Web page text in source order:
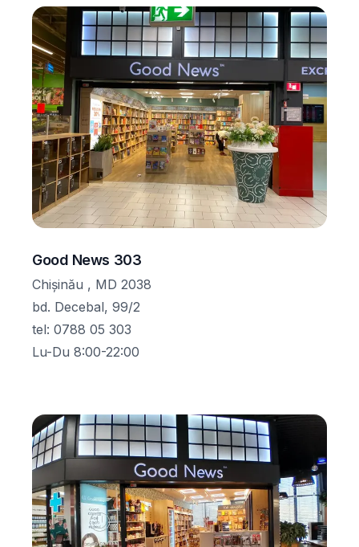
Good News 303
Chișinău , MD 2038
bd. Decebal, 99/2
tel: 0788 05 303
Lu-Du 8:00-22:00